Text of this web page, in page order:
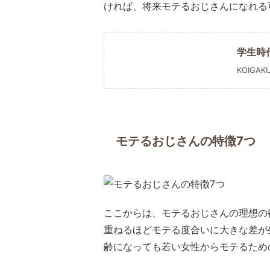
ければ、将来モテるおじさんになれ
学生時
モテるおじさんの特徴7つ
ここからは、モテるおじさんの理想
重ねるほどモテる度合いに大きな差
齢になっても若い女性からモテるた